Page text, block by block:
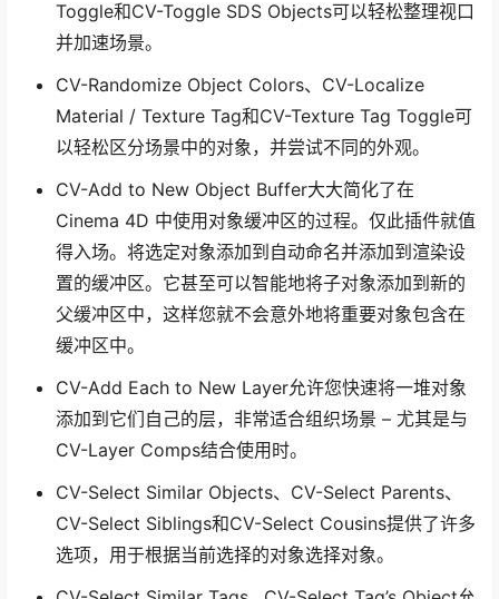
Toggle和CV-Toggle SDS Objects可以轻松整理视口
并加速场景。
CV-Randomize Object Colors、CV-Localize
Material / Texture Tag和CV-Texture Tag Toggle可
以轻松区分场景中的对象，并尝试不同的外观。
CV-Add to New Object Buffer大大简化了在
Cinema 4D 中使用对象缓冲区的过程。仅此插件就值
得入场。将选定对象添加到自动命名并添加到渲染设
置的缓冲区。它甚至可以智能地将子对象添加到新的
父缓冲区中，这样您就不会意外地将重要对象包含在
缓冲区中。
CV-Add Each to New Layer允许您快速将一堆对象
添加到它们自己的层，非常适合组织场景 – 尤其是与
CV-Layer Comps结合使用时。
CV-Select Similar Objects、CV-Select Parents、
CV-Select Siblings和CV-Select Cousins提供了许多
选项，用于根据当前选择的对象选择对象。